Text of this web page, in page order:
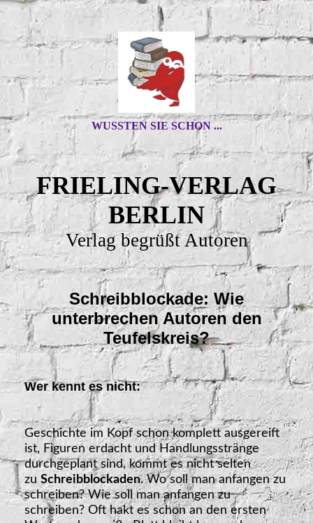
WUSSTEN SIE SCHON ...
FRIELING-VERLAG
BERLIN
Verlag begrüßt Autoren
Schreibblockade: Wie
unterbrechen Autoren den
Teufelskreis?
Wer kennt es nicht:
Geschichte im Kopf schon komplett ausgereift
ist, Figuren erdacht und Handlungsstränge
durchgeplant sind, kommt es nicht selten
zu Schreibblockaden. Wo soll man anfangen zu
schreiben? Wie soll man anfangen zu
schreiben? Oft hakt es schon an den ersten